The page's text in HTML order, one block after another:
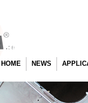
HOME NEWS
OFF